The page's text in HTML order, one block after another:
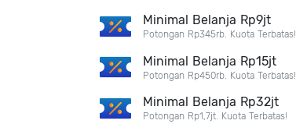
Minimal Belanja Rp9jt
Potongan Rp345rb. Kuota Terbatas!
Minimal Belanja Rp15jt
Potongan Rp450rb. Kuota Terbatas!
Minimal Belanja Rp32jt
Potongan Rp1,7jt. Kuota Terbatas!